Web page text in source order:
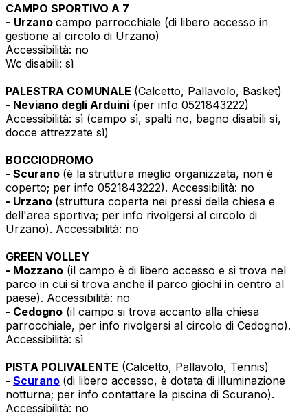
CAMPO SPORTIVO A 7
- Urzano campo parrocchiale (di libero accesso in
gestione al circolo di Urzano)
Accessibilità: no
Wc disabili: sì
PALESTRA COMUNALE (Calcetto, Pallavolo, Basket)
- Neviano degli Arduini (per info 0521843222)
Accessibilità: sì (campo sì, spalti no, bagno disabili sì,
docce attrezzate sì)
BOCCIODROMO
- Scurano (è la struttura meglio organizzata, non è
coperto; per info 0521843222). Accessibilità: no
- Urzano (struttura coperta nei pressi della chiesa e
dell'area sportiva; per info rivolgersi al circolo di
Urzano). Accessibilità: no
GREEN VOLLEY
- Mozzano (il campo è di libero accesso e si trova nel
parco in cui si trova anche il parco giochi in centro al
paese). Accessibilità: no
- Cedogno (il campo si trova accanto alla chiesa
parrocchiale, per info rivolgersi al circolo di Cedogno).
Accessibilità: sì
PISTA POLIVALENTE (Calcetto, Pallavolo, Tennis)
- Scurano (di libero accesso, è dotata di illuminazione
notturna; per info contattare la piscina di Scurano).
Accessibilità: no